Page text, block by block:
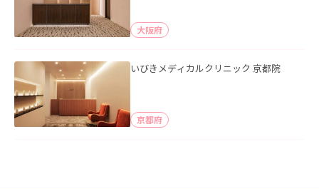
大阪府
いびきメディカルクリニック 京都院
京都府